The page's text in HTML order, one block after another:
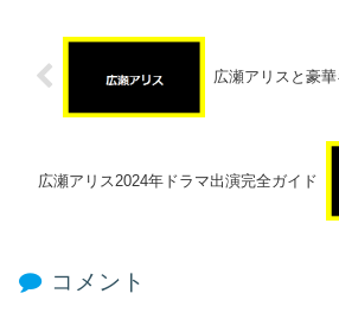
広瀬アリスと豪
広瀬アリス2024年ドラマ出演完全ガイド
コメント